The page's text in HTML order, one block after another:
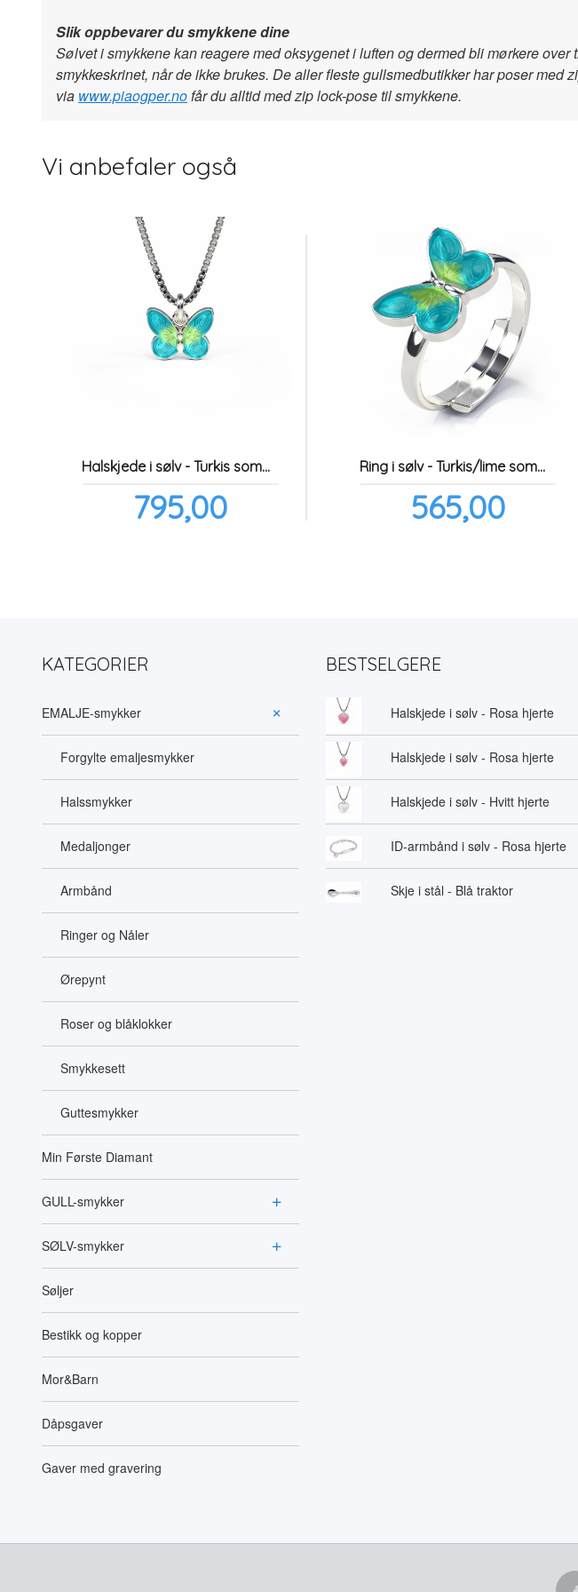
Slik oppbevarer du smykkene dine
Sølvet i smykkene kan reagere med oksygenet i luften og dermed bli mørkere
smykkeskrinet, når de ikke brukes. De aller fleste gullsmedbutikker har poser
via www.piaogper.nofår du alltid med zip lock-pose til smykkene.
Vi anbefaler også
Halskjede i sølv - Turkis sommerfugl
Pris
795,00mva.
Ring i sølv - Turkis/lime sommerfugl
Pris
565,00inkl.
mva.
KATEGORIER
EMALJE-smykker
Forgylte emaljesmykker
Halssmykker
Medaljonger
Armbånd
Ringer og Nåler
Ørepynt
Roser og blåklokker
Smykkesett
Guttesmykker
Min Første Diamant
GULL-smykker
SØLV-smykker
Søljer
Bestikk og kopper
Mor&Barn
Dåpsgaver
Gaver med gravering
BESTSELGERE
Halskjede i sølv - Rosa hjerte
Halskjede i sølv - Rosa hjerte
Halskjede i sølv - Hvitt hjerte
ID-armbånd i sølv - Rosa hjerte
Skje i stål - Blå traktor